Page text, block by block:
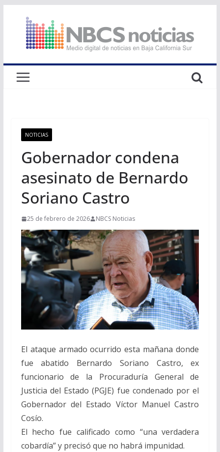
contenido
NOTICIAS
Gobernador condena
asesinato de Bernardo
Soriano Castro
25 de febrero de 2026 NBCS Noticias
El ataque armado ocurrido esta mañana donde
fue abatido Bernardo Soriano Castro, ex
funcionario de la Procuraduría General de
Justicia del Estado (PGJE) fue condenado por el
Gobernador del Estado Víctor Manuel Castro
Cosío.
El hecho fue calificado como “una verdadera
cobardía” y precisó que no habrá impunidad.